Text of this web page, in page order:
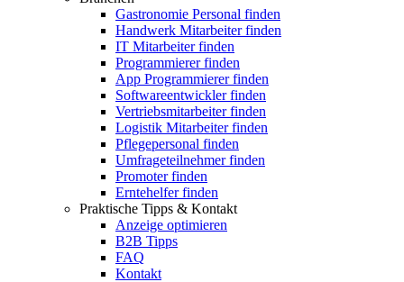
Gastronomie Personal finden
Handwerk Mitarbeiter finden
IT Mitarbeiter finden
Programmierer finden
App Programmierer finden
Softwareentwickler finden
Vertriebsmitarbeiter finden
Logistik Mitarbeiter finden
Pflegepersonal finden
Umfrageteilnehmer finden
Promoter finden
Erntehelfer finden
Praktische Tipps & Kontakt
Anzeige optimieren
B2B Tipps
FAQ
Kontakt